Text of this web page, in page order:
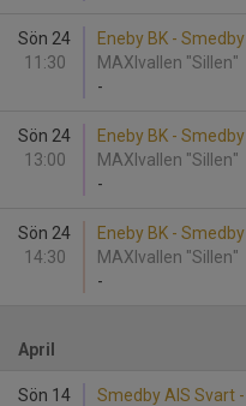
Sön 24
11:30
Eneby BK -
MAXIvallen "Sillen"
-
Sön 24
13:00
Eneby BK - Smedby
MAXIvallen "Sillen"
-
Sön 24
14:30
Eneby BK -
MAXIvallen "Sillen"
-
April
Sön 14
Smedby AIS Svart